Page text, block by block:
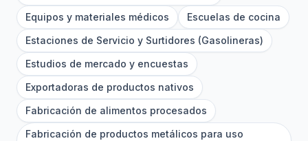
Equipos y materiales médicos
Escuelas de cocina
Estaciones de Servicio y Surtidores (Gasolineras)
Estudios de mercado y encuestas
Exportadoras de productos nativos
Fabricación de alimentos procesados
Fabricación de productos metálicos para uso